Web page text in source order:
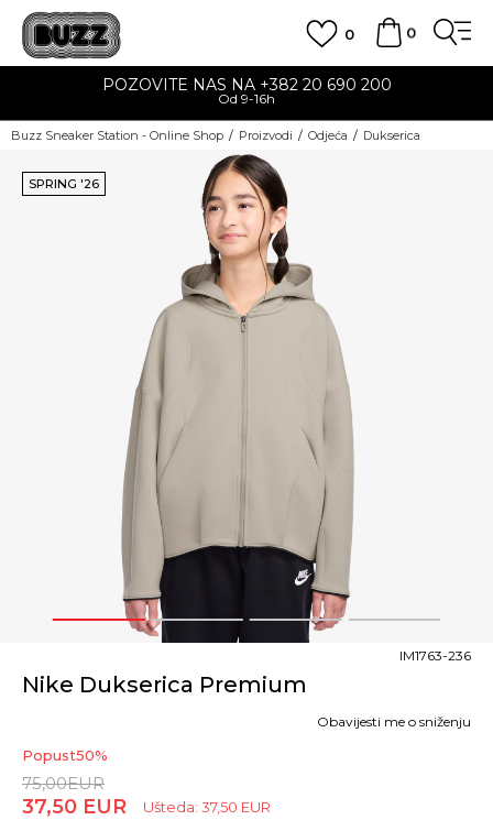
0
0
POZOVITE NAS NA +382 20 690 200
Od 9-16h
Buzz Sneaker Station - Online Shop Proizvodi Odjeća Dukserica
1 2 3 4
SPRING '26
Nike Dukserica Premium
IM1763-236
Popust50%
75,00EUR
37,50 EUR Ušteda: 37,50 EUR
Obavijesti me o sniženju